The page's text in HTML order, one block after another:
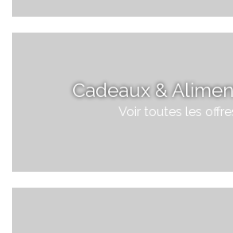
Cadeaux &
Voir toutes les